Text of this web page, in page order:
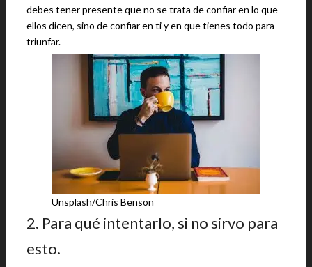
debes tener presente que no se trata de confiar en lo que
ellos dicen, sino de confiar en ti y en que tienes todo para
triunfar.
Unsplash/Chris Benson
2. Para qué intentarlo, si no sirvo para
esto.